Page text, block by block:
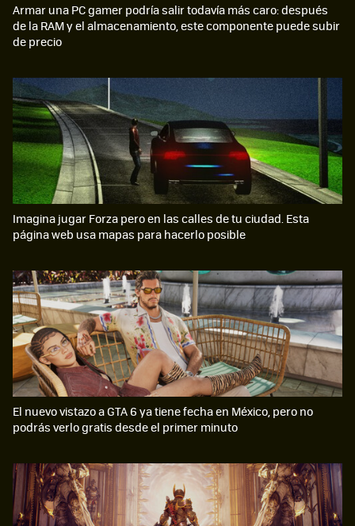
Armar una PC gamer podría salir todavía más caro: después
de la RAM y el almacenamiento, este componente puede subir
de precio
Imagina jugar Forza pero en las calles de tu ciudad. Esta
página web usa mapas para hacerlo posible
El nuevo vistazo a GTA 6 ya tiene fecha en México, pero no
podrás verlo gratis desde el primer minuto